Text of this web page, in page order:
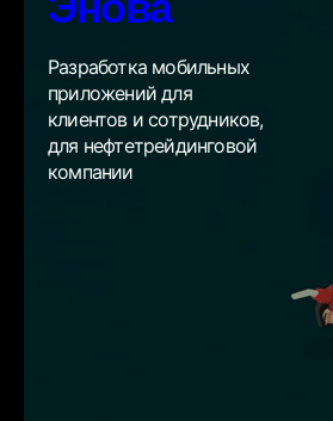
Разработка мобильных
приложений для
клиентов и сотрудников,
для нефтетрейдинговой
компании